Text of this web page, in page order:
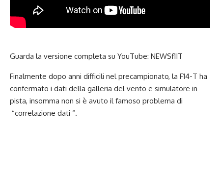
Guarda la versione completa su YouTube: NEWSf1IT
Finalmente dopo anni difficili nel precampionato, la F14-T ha
confermato i dati della galleria del vento e simulatore in
pista, insomma non si è avuto il famoso problema di
“correlazione dati “.